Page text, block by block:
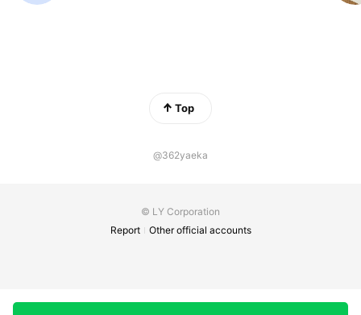
Top
@362yaeka
© LY Corporation
Report
Other official accounts